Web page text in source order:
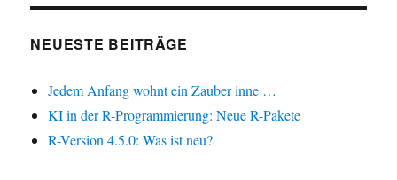
NEUESTE BEITRÄGE
Jedem Anfang wohnt ein Zauber inne …
KI in der R-Programmierung: Neue R-Pakete
R-Version 4.5.0: Was ist neu?